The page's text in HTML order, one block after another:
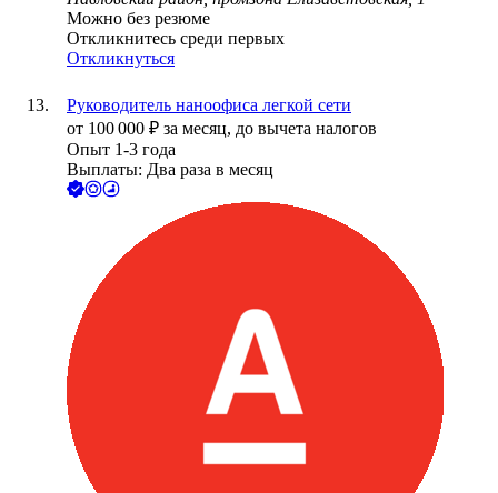
Можно без резюме
Откликнитесь среди первых
Откликнуться
Руководитель наноофиса легкой сети
от 100 000 ₽ за месяц, до вычета налогов
Опыт 1-3 года
Выплаты: Два раза в месяц